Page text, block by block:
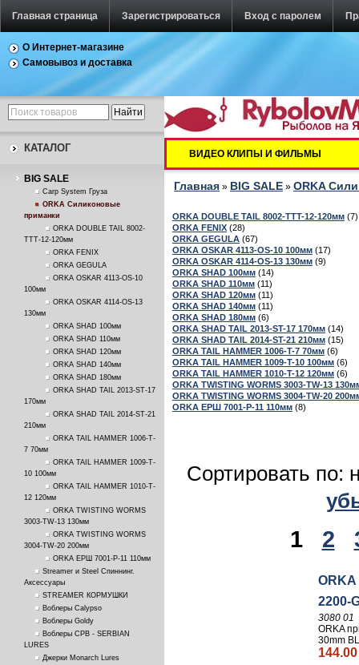
Главная страница Зарегистрироваться Вход с паролем
О Интернет-магазине
Самовывоз и доставка
КАТАЛОГ
BIG SALE
Carp System Груза
ORKA Силиконовые
приманки
ORKA DOUBLE TAIL 8002-
TTT-12-120мм
ORKA FENIX
ORKA GEGULA
ORKA OSKAR 4113-OS-10
100мм
ORKA OSKAR 4114-OS-13
130мм
ORKA SHAD 100мм
ORKA SHAD 110мм
ORKA SHAD 120мм
ORKA SHAD 140мм
ORKA SHAD 180мм
ORKA SHAD TAIL 2013-ST-17
170мм
ORKA SHAD TAIL 2014-ST-21
210мм
ORKA TAIL HAMMER 1006-T-
7 70мм
ORKA TAIL HAMMER 1009-T-
10 100мм
ORKA TAIL HAMMER 1010-T-
12 120мм
ORKA TWISTING WORMS
3003-TW-13 130мм
ORKA TWISTING WORMS
3004-TW-20 200мм
ORKA ЕРШ 7001-P-11 110мм
Streamer и Steel Спиннинг.
Аксессуары
STREAMER КОРМУШКИ
Воблеры Calypso
Воблеры Goldy
Воблеры СРВ - SERBIAN
LURES
Джерки Monarch Lures
ВИДЕО КЛИПЫ И ФИЛЬМЫ
Главная » BIG SALE » ORKA
ORKA DOUBLE TAIL 8002-TTT-12-120мм (7)
ORKA FENIX (28)
ORKA GEGULA (67)
ORKA OSKAR 4113-OS-10 100мм (17)
ORKA OSKAR 4114-OS-13 130мм (9)
ORKA SHAD 100мм (14)
ORKA SHAD 110мм (11)
ORKA SHAD 120мм (11)
ORKA SHAD 140мм (11)
ORKA SHAD 180мм (6)
ORKA SHAD TAIL 2013-ST-17 170мм (14)
ORKA SHAD TAIL 2014-ST-21 210мм (15)
ORKA TAIL HAMMER 1006-T-7 70мм (6)
ORKA TAIL HAMMER 1009-T-10 100мм (6)
ORKA TAIL HAMMER 1010-T-12 120мм (6)
ORKA TWISTING WORMS 3003-TW-13
ORKA TWISTING WORMS 3004-TW-20
ORKA ЕРШ 7001-P-11 110мм (8)
Сортировать по:
1 2
2200-
3080 01
ORKA
30mm